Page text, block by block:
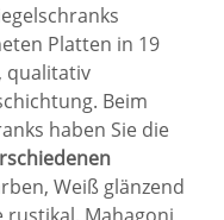
Platten in 19
qualitativ
Beim
haben Sie die
Weiß glänzend